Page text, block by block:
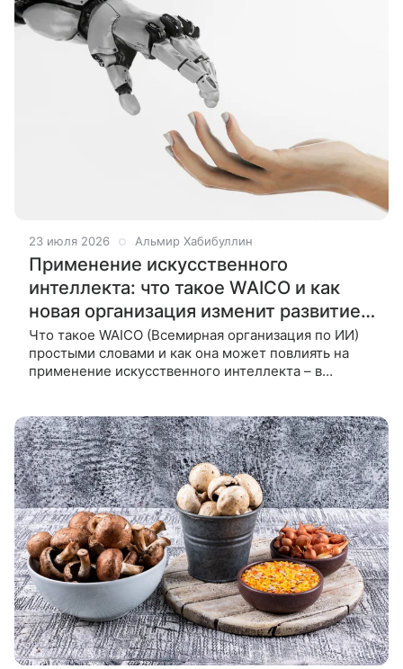
23 июля 2026 Альмир Хабибуллин
Применение искусственного
интеллекта: что такое WAICO и как
новая организация изменит развитие
ИИ
Что такое WAICO (Всемирная организация по ИИ)
простыми словами и как она может повлиять на
применение искусственного интеллекта – в